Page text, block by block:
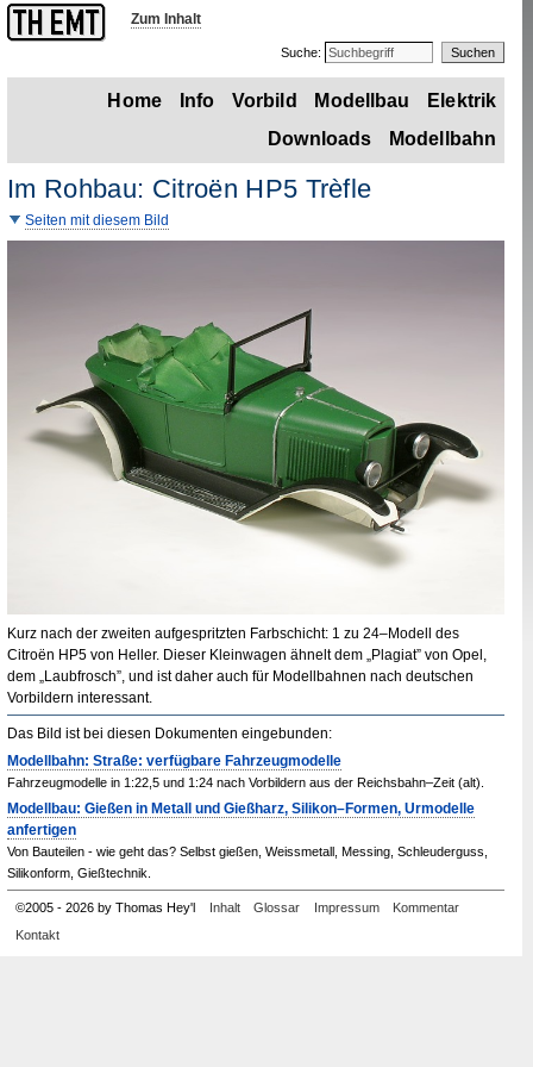
Zum Inhalt
Suche:
Home Info Vorbild Modellbau
Elektrik
Downloads
Modellbahn
Im Rohbau: Citroën HP5 Trèfle
Seiten mit diesem Bild
Kurz nach der zweiten aufgespritzten Farbschicht: 1 zu 24–Modell des
Citroën HP5 von Heller. Dieser Kleinwagen ähnelt dem „Plagiat” von Opel,
dem „Laubfrosch”, und ist daher auch für Modellbahnen nach deutschen
Vorbildern interessant.
Das Bild ist bei diesen Dokumenten eingebunden:
Modellbahn: Straße: verfügbare Fahrzeugmodelle
Fahrzeugmodelle in 1:22,5 und 1:24 nach Vorbildern aus der Reichsbahn–Zeit (alt).
Modellbau: Gießen in Metall und Gießharz, Silikon–Formen, Urmodelle
anfertigen
Von Bauteilen - wie geht das? Selbst gießen, Weissmetall, Messing, Schleuderguss,
Silikonform, Gießtechnik.
©2005- 2026 by Thomas Hey'l Inhalt Glossar Impressum
Kommentar
Kontakt